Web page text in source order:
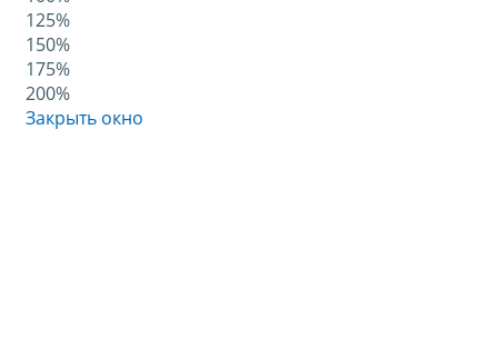
125%
150%
175%
200%
Закрыть окно